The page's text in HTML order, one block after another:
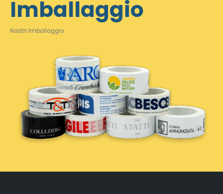
Imballaggio
Nastri Imballaggio